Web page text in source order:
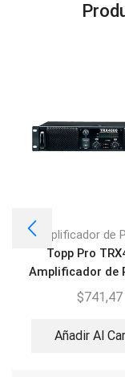
Amplificador de
Topp Pro
Amplificador de
$741,47
Añadir Al